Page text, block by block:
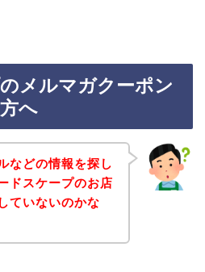
メルマガクーポン
へ
などの情報を探し
ドスケープのお店
ていないのかな